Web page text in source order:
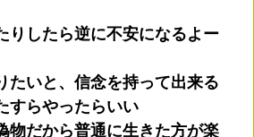
りしたら逆に不安になるよー
たいと、信念を持って出来る
すらやったらいい
物だから普通に生きた方が楽